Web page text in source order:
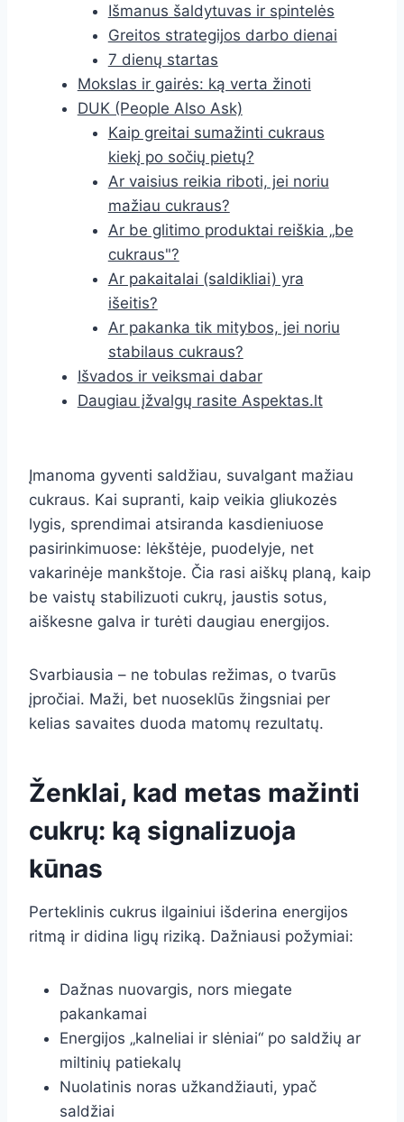
Išmanus šaldytuvas ir spintelės
Greitos strategijos darbo dienai
7 dienų startas
Mokslas ir gairės: ką verta žinoti
DUK (People Also Ask)
Kaip greitai sumažinti cukraus
kiekį po sočių pietų?
Ar vaisius reikia riboti, jei noriu
mažiau cukraus?
Ar be glitimo produktai reiškia „be
cukraus"?
Ar pakaitalai (saldikliai) yra
išeitis?
Ar pakanka tik mitybos, jei noriu
stabilaus cukraus?
Išvados ir veiksmai dabar
Daugiau įžvalgų rasite Aspektas.lt
Įmanoma gyventi saldžiau, suvalgant mažiau
cukraus. Kai supranti, kaip veikia gliukozės
lygis, sprendimai atsiranda kasdieniuose
pasirinkimuose: lėkštėje, puodelyje, net
vakarinėje mankštoje. Čia rasi aiškų planą, kaip
be vaistų stabilizuoti cukrų, jaustis sotus,
aiškesne galva ir turėti daugiau energijos.
Svarbiausia – ne tobulas režimas, o tvarūs
įpročiai. Maži, bet nuoseklūs žingsniai per
kelias savaites duoda matomų rezultatų.
Ženklai, kad metas mažinti
cukrų: ką signalizuoja
kūnas
Perteklinis cukrus ilgainiui išderina energijos
ritmą ir didina ligų riziką. Dažniausi požymiai:
Dažnas nuovargis, nors miegate
pakankamai
Energijos „kalneliai ir slėniai“ po saldžių ar
miltinių patiekalų
Nuolatinis noras užkandžiauti, ypač
saldžiai